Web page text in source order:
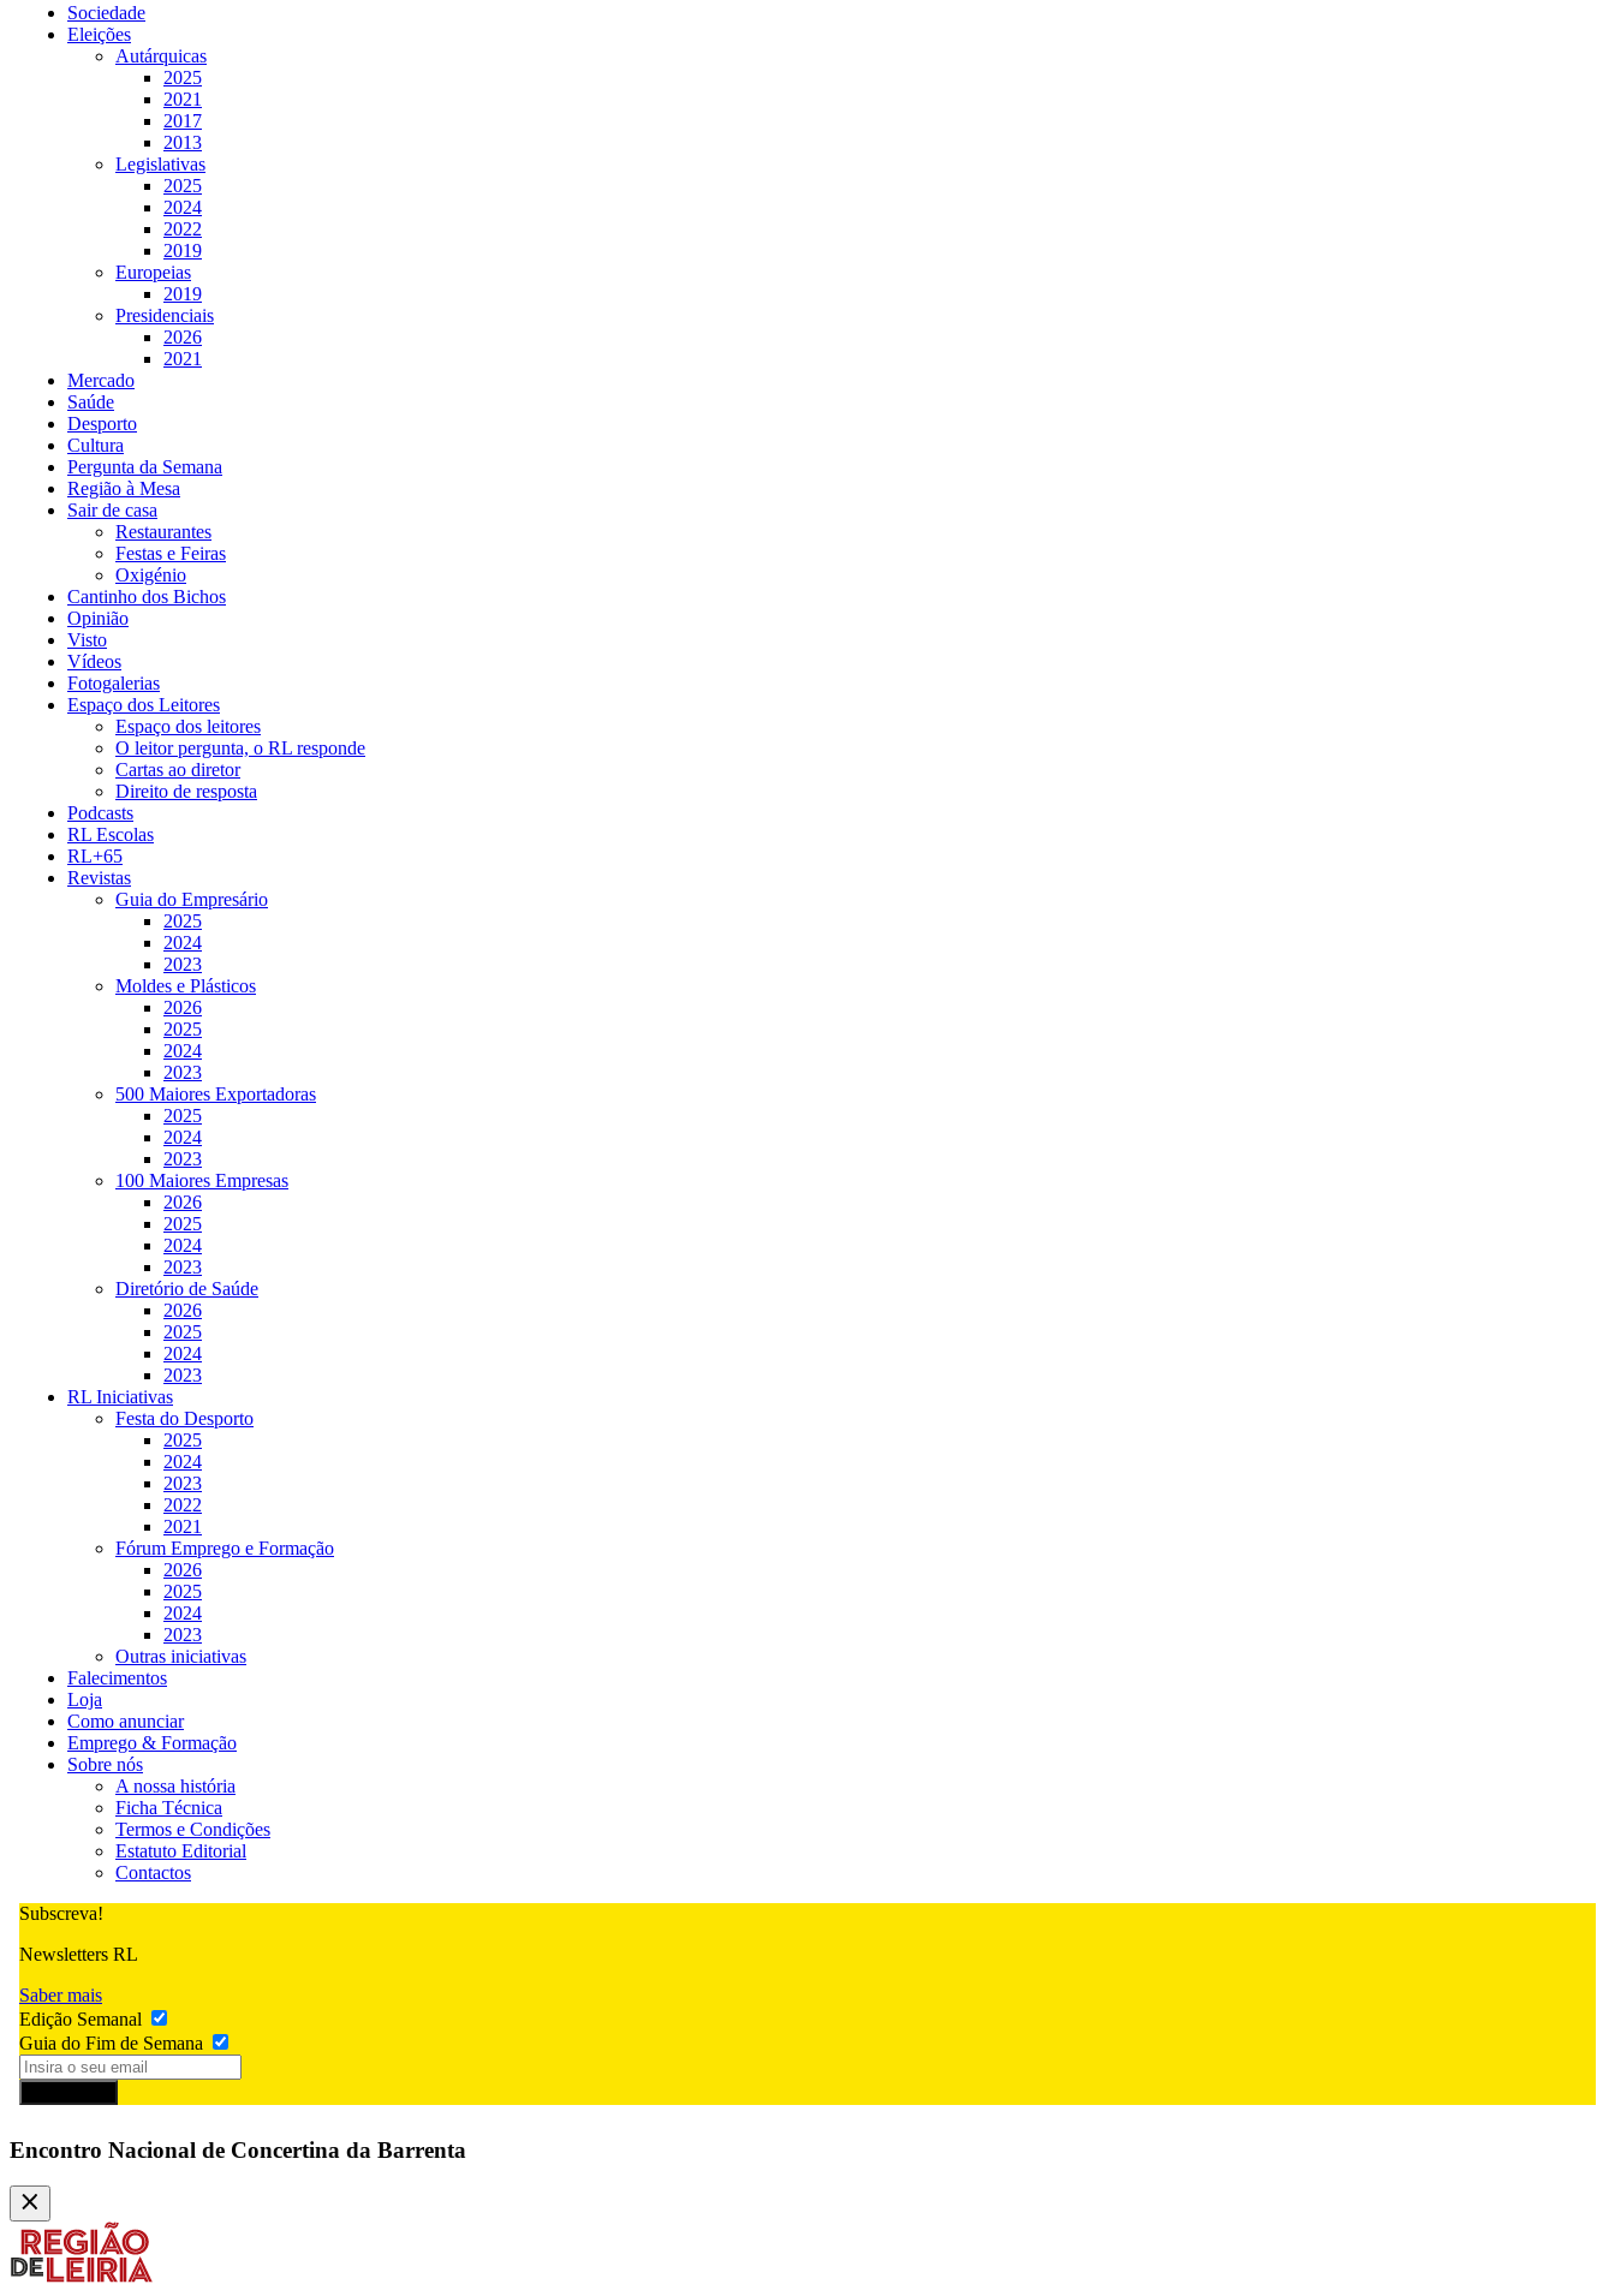
Sociedade
Eleições
Autárquicas
2025
2021
2017
2013
Legislativas
2025
2024
2022
2019
Europeias
2019
Presidenciais
2026
2021
Mercado
Saúde
Desporto
Cultura
Pergunta da Semana
Região à Mesa
Sair de casa
Restaurantes
Festas e Feiras
Oxigénio
Cantinho dos Bichos
Opinião
Visto
Vídeos
Fotogalerias
Espaço dos Leitores
Espaço dos leitores
O leitor pergunta, o RL responde
Cartas ao diretor
Direito de resposta
Podcasts
RL Escolas
RL+65
Revistas
Guia do Empresário
2025
2024
2023
Moldes e Plásticos
2026
2025
2024
2023
500 Maiores Exportadoras
2025
2024
2023
100 Maiores Empresas
2026
2025
2024
2023
Diretório de Saúde
2026
2025
2024
2023
RL Iniciativas
Festa do Desporto
2025
2024
2023
2022
2021
Fórum Emprego e Formação
2026
2025
2024
2023
Outras iniciativas
Falecimentos
Loja
Como anunciar
Emprego & Formação
Sobre nós
A nossa história
Ficha Técnica
Termos e Condições
Estatuto Editorial
Contactos
Subscreva!
Newsletters RL
Saber mais
Edição Semanal
Guia do Fim de Semana
Encontro Nacional de Concertina da Barrenta